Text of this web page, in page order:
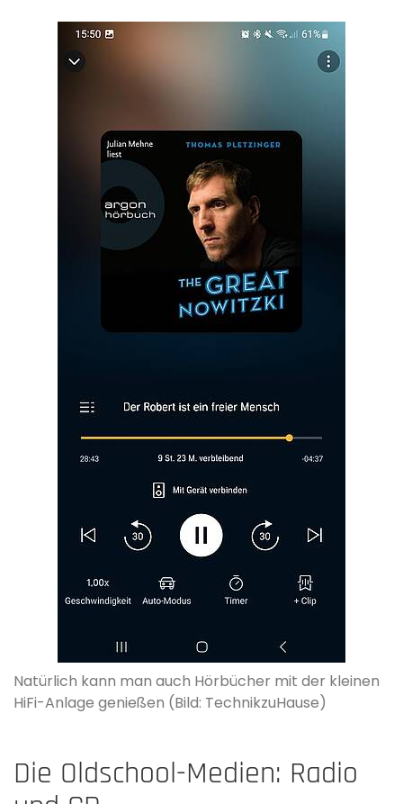
Natürlich kann man auch Hörbücher mit der kleinen
HiFi-Anlage genießen (Bild: TechnikzuHause)
Die Oldschool-Medien: Radio